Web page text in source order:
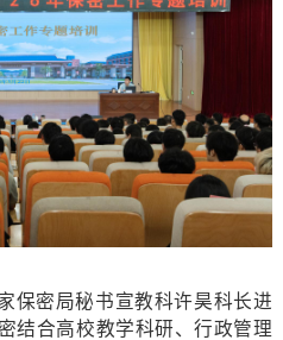
保密局秘书宣教科许昊科长进
结合高校教学科研、行政管理